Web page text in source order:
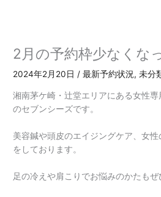
2月の予約枠少なくな
2024年2月20日/最新予約状況,未分
湘南茅ケ崎・辻堂エリアにある女性
のセブンシーズです。
美容鍼や頭皮のエイジングケア、女
をしております。
足の冷えや肩こりでお悩みのかたもぜ